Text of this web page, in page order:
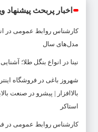
اخبار پربحث پیشنهاد
کارشناس روابط عمومی در
مدل‌های سال
نینا در انواع بنگل طلا؛
شهروز باغی در فروشگاه
بالاافزار | پیشرو در صنعت
استاکر
کارشناس روابط عمومی در